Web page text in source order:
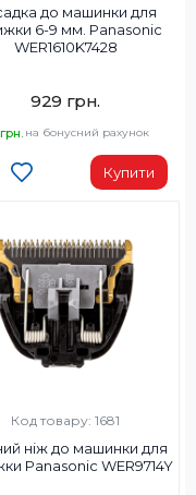
до машинки для
6-9 мм. Panasonic
WER1610K7428
929 грн.
на бонусний рахунок
Купити
Код товару: 1681
ніж до машинки для
Panasonic WER9714Y